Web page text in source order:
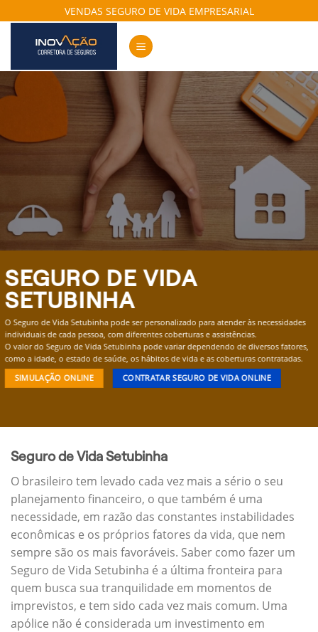
to
content
VENDAS SEGURO DE VIDA EMPRESARIAL
SEGURO DE VIDA
SETUBINHA
O Seguro de Vida Setubinha pode ser personalizado para atender às necessidades
individuais de cada pessoa, com diferentes coberturas e assistências.
O valor do Seguro de Vida Setubinha pode variar dependendo de diversos fatores,
como a idade, o estado de saúde, os hábitos de vida e as coberturas contratadas.
SIMULAÇÃO ONLINE CONTRATAR SEGURO DE VIDA ONLINE
Seguro de Vida Setubinha
O brasileiro tem levado cada vez mais a sério o seu
planejamento financeiro, o que também é uma
necessidade, em razão das constantes instabilidades
econômicas e os próprios fatores da vida, que nem
sempre são os mais favoráveis. Saber como fazer um
Seguro de Vida Setubinha é a última fronteira para
quem busca sua tranquilidade em momentos de
imprevistos, e tem sido cada vez mais comum. Uma
apólice não é considerada um investimento em